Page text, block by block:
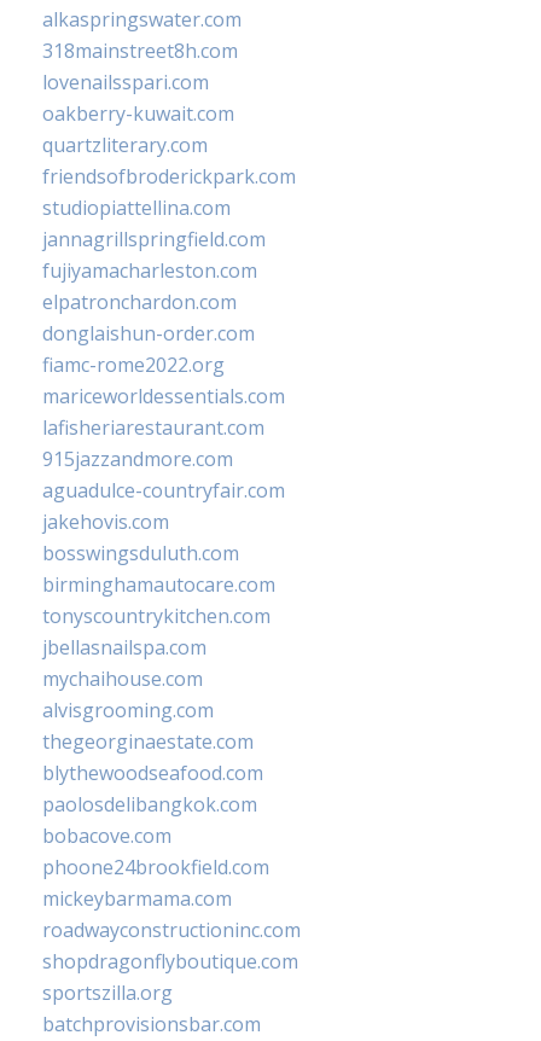
alkaspringswater.com
318mainstreet8h.com
lovenailsspari.com
oakberry-kuwait.com
quartzliterary.com
friendsofbroderickpark.com
studiopiattellina.com
jannagrillspringfield.com
fujiyamacharleston.com
elpatronchardon.com
donglaishun-order.com
fiamc-rome2022.org
mariceworldessentials.com
lafisheriarestaurant.com
915jazzandmore.com
aguadulce-countryfair.com
jakehovis.com
bosswingsduluth.com
birminghamautocare.com
tonyscountrykitchen.com
jbellasnailspa.com
mychaihouse.com
alvisgrooming.com
thegeorginaestate.com
blythewoodseafood.com
paolosdelibangkok.com
bobacove.com
phoone24brookfield.com
mickeybarmama.com
roadwayconstructioninc.com
shopdragonflyboutique.com
sportszilla.org
batchprovisionsbar.com